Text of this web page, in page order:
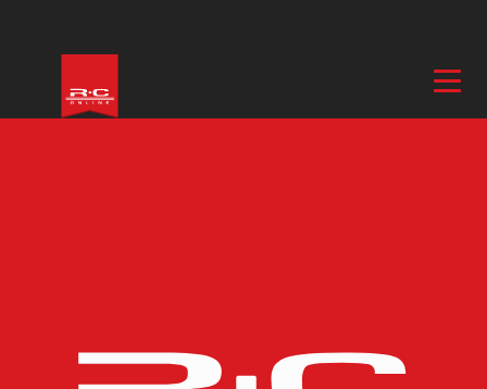
Drönare, Flyg & Heli